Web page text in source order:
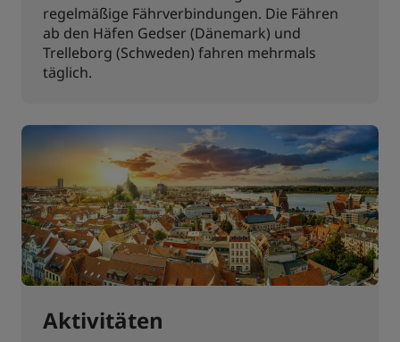
regelmäßige Fährverbindungen. Die Fähren
ab den Häfen Gedser (Dänemark) und
Trelleborg (Schweden) fahren mehrmals
täglich.
Aktivitäten